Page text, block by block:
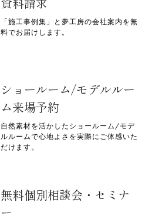
「施工事例集」と夢工房の会社案内を無
料でお届けします。
ショールーム/モデルルー
ム来場予約
自然素材を活かしたショールーム/モデ
ルルームで心地よさを実際にご体感いた
だけます。
無料個別相談会・セミナ
ー